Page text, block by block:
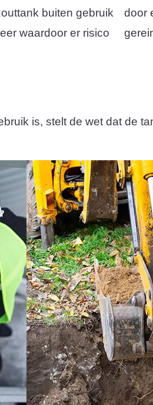
buiten gebruik
waardoor er risico
door
is, stelt de wet dat de